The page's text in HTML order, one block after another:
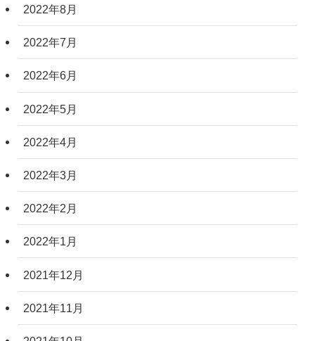
2022年8月
2022年7月
2022年6月
2022年5月
2022年4月
2022年3月
2022年2月
2022年1月
2021年12月
2021年11月